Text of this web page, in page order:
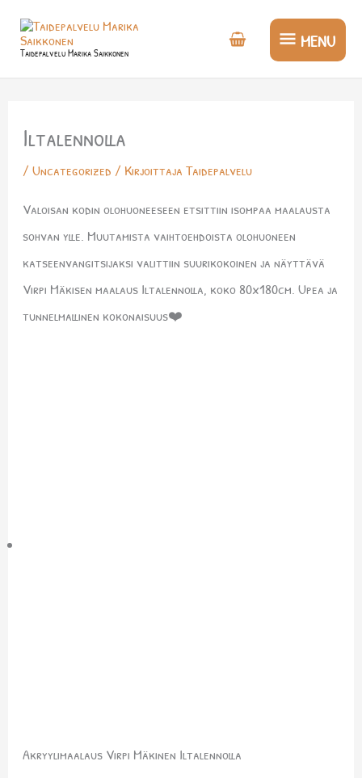
sisältöön
Taidepalvelu Marika Saikkonen
MENU
MENU
Iltalennolla
/ Uncategorized / Kirjoittaja Taidepalvelu
Valoisan kodin olohuoneeseen etsittiin isompaa maalausta
sohvan ylle. Muutamista vaihtoehdoista olohuoneen
katseenvangitsijaksi valittiin suurikokoinen ja näyttävä
Virpi Mäkisen maalaus Iltalennolla, koko 80x180cm. Upea ja
tunnelmallinen kokonaisuus❤️
Akryylimaalaus Virpi Mäkinen Iltalennolla